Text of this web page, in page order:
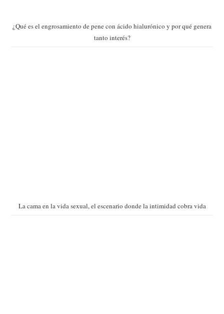
¿Qué es el engrosamiento de pene con ácido hialurónico y por qué genera
tanto interés?
La cama en la vida sexual, el escenario donde la intimidad cobra vida